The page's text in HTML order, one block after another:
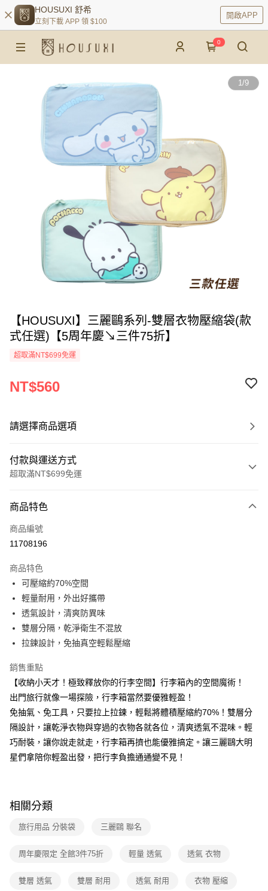
HOUSUXI 舒希
立刻下載 APP 領 $100
開啟APP
0
1/9
【HOUSUXI】三麗鷗系列-雙層衣物壓縮袋(款
式任選)【5周年慶↘三件75折】
超取滿NT$699免運
NT$560
請選擇商品選項
付款與運送方式
超取滿NT$699免運
信用卡一次付款
超商取貨付款
Apple Pay
街口支付
悠遊付
Google Pay
大哥付你分期
相關說明
【大哥付你分期使用說明】
1.本服務由台灣大哥大提供，台灣大哥大用戶可立即使用無須另外申請。
2.付款方式選擇「大哥付你分期」，訂單成立後會自動跳轉到大哥付的交易
流程，驗證手機門號後，選擇欲分期的期數、繳款截止日，確認付款後即完
成交易。
4.訂單成立30分鐘內，如未前往確認交易或遇審核未通過，訂單將自動取
1.分期款項不併入電信帳單，「大哥付你分期」於每月結算日後寄送繳費提
2.透過簡訊連結打開帳單後，可選擇「超商條碼／台灣大直營門市／銀行轉
【注意事項】
用戶於交易時，得透過本服務購買商品或服務，並由商店將買賣／分期付款
【關於「AFTEE先享後付」】
AFTEE先享後付是「在收到商品之後才付款」的支付方式。 讓您購物簡單
便利好安心！
【「AFTEE先享後付」結帳流程】
結帳頁面，進行簡訊認證並確認金額後，即可完成結帳。
３．收到繳費通知簡訊後14天內，點擊此簡訊中的連結，可透過四大超商／
購買商品的店家。未經商家同意取消之訂單仍視為有效，需透過AFTEE先享
ATM付款
每筆NT$80，滿NT$699(含以上)免運費
付款後全家取貨
每筆NT$80，滿NT$699(含以上)免運費
商品特色
商品編號
11708196
商品特色
可壓縮約70%空間
輕量耐用，外出好攜帶
透氣設計，清爽防異味
雙層分隔，乾淨衛生不混放
拉鍊設計，免抽真空輕鬆壓縮
銷售重點
【收納小天才！極致釋放你的行李空間】行李箱內的空間魔術！
出門旅行就像一場探險，行李箱當然要優雅輕盈！
免抽氣、免工具，只要拉上拉鍊，輕鬆將體積壓縮約70%！雙層分
隔設計，讓乾淨衣物與穿過的衣物各就各位，清爽透氣不混味。輕
巧耐裝，讓你說走就走，行李箱再擠也能優雅搞定。讓三麗鷗大明
星們拿陪你輕盈出發，把行李負擔通通變不見！
相關分類
旅行用品 分裝袋 三麗鷗 聯名
周年慶限定 全館3件75折 輕量 透氣 透氣 衣物
雙層 透氣 雙層 耐用 透氣 耐用 衣物 壓縮